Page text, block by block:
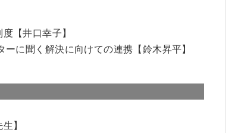
【井口幸子】
に聞く解決に向けての連携【鈴木昇平】
】